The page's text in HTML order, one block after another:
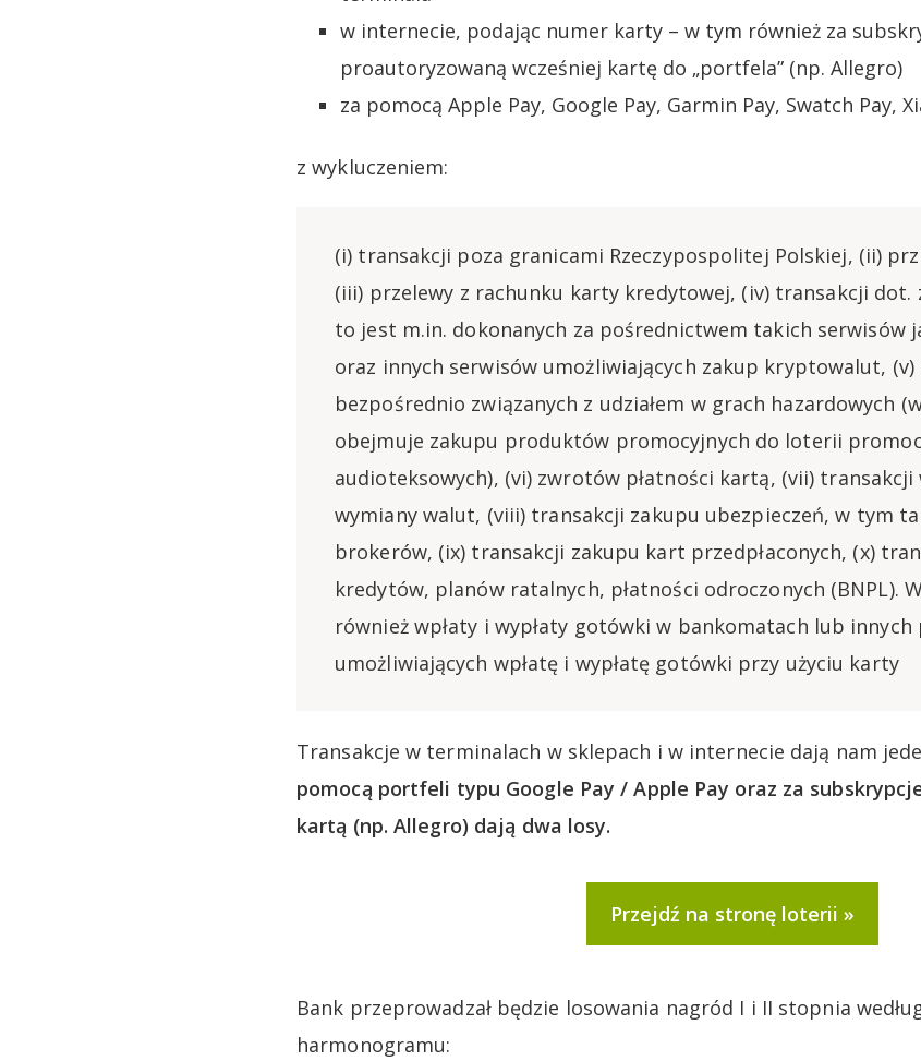
w internecie, podając numer karty – w tym również za
proautoryzowaną wcześniej kartę do „portfela” (np. Allegro)
za pomocą Apple Pay, Google Pay, Garmin Pay, Swatch Pay,
z wykluczeniem:
(i) transakcji poza granicami Rzeczypospolitej Polskiej, (ii)
(iii) przelewy z rachunku karty kredytowej, (iv) transakcji
to jest m.in. dokonanych za pośrednictwem takich serwisów
oraz innych serwisów umożliwiających zakup kryptowalut,
bezpośrednio związanych z udziałem w grach hazardowych
obejmuje zakupu produktów promocyjnych do loterii
audioteksowych), (vi) zwrotów płatności kartą, (vii)
wymiany walut, (viii) transakcji zakupu ubezpieczeń, w tym
brokerów, (ix) transakcji zakupu kart przedpłaconych, (x)
kredytów, planów ratalnych, płatności odroczonych (BNPL).
również wpłaty i wypłaty gotówki w bankomatach lub
umożliwiających wpłatę i wypłatę gotówki przy użyciu karty
Transakcje w terminalach w sklepach i w internecie dają nam
pomocą portfeli typu Google Pay / Apple Pay oraz za
kartą (np. Allegro) dają dwa losy.
Przejdź na stronę loterii
Bank przeprowadzał będzie losowania nagród I i II stopnia
harmonogramu: